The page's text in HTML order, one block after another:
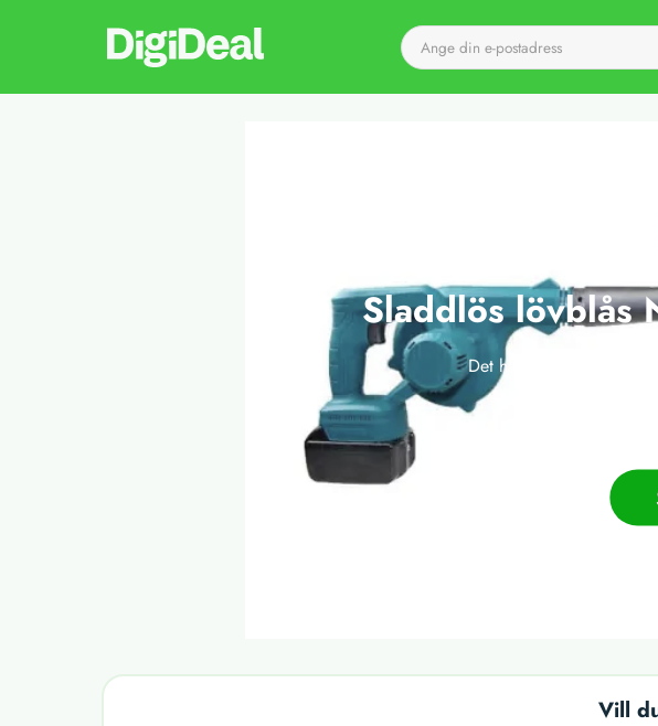
Till startsidan
Sladdlös lövblås
Det här erbjudandet har
Vill